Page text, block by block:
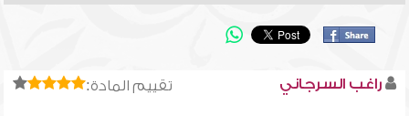
تقييم المادة: راغب السرجاني